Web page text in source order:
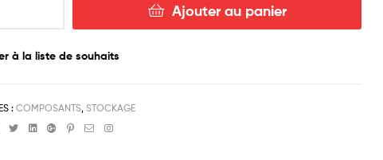
Ajouter au panier
à la liste de souhaits
:COMPOSANTS,STOCKAGE
FacebookTwitterLinkedinGoogle+Pinterest
EmailInstagram